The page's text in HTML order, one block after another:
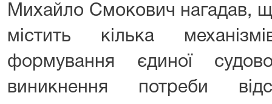
Михайло Смокович нагадав,
містить кілька
формування єдиної
виникнення потреби